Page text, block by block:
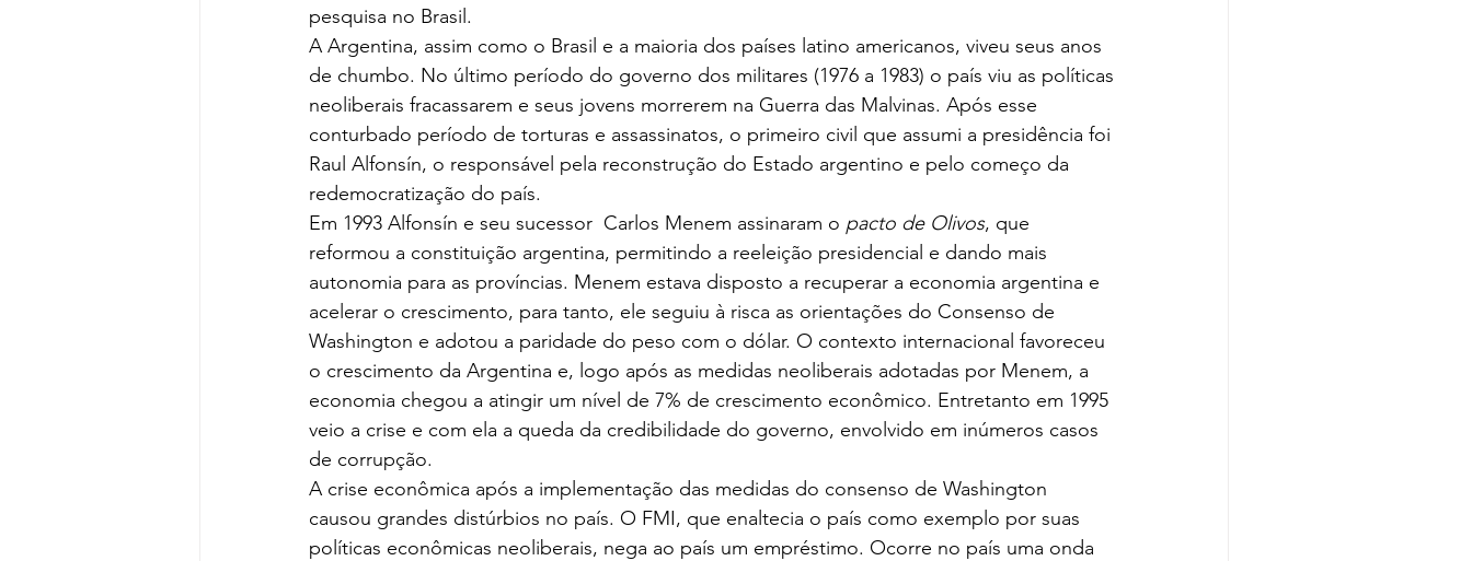
pesquisa no Brasil.
A Argentina, assim como o Brasil e a maioria dos países latino americanos, viveu seus anos
de chumbo. No último período do governo dos militares (1976 a 1983) o país viu as políticas
neoliberais fracassarem e seus jovens morrerem na Guerra das Malvinas. Após esse
conturbado período de torturas e assassinatos, o primeiro civil que assumi a presidência foi
Raul Alfonsín, o responsável pela reconstrução do Estado argentino e pelo começo da
redemocratização do país.
Em 1993 Alfonsín e seu sucessor  Carlos Menem assinaram o pacto de Olivos, que
reformou a constituição argentina, permitindo a reeleição presidencial e dando mais
autonomia para as províncias. Menem estava disposto a recuperar a economia argentina e
acelerar o crescimento, para tanto, ele seguiu à risca as orientações do Consenso de
Washington e adotou a paridade do peso com o dólar. O contexto internacional favoreceu
o crescimento da Argentina e, logo após as medidas neoliberais adotadas por Menem, a
economia chegou a atingir um nível de 7% de crescimento econômico. Entretanto em 1995
veio a crise e com ela a queda da credibilidade do governo, envolvido em inúmeros casos
de corrupção.
A crise econômica após a implementação das medidas do consenso de Washington
causou grandes distúrbios no país. O FMI, que enaltecia o país como exemplo por suas
políticas econômicas neoliberais, nega ao país um empréstimo. Ocorre no país uma onda